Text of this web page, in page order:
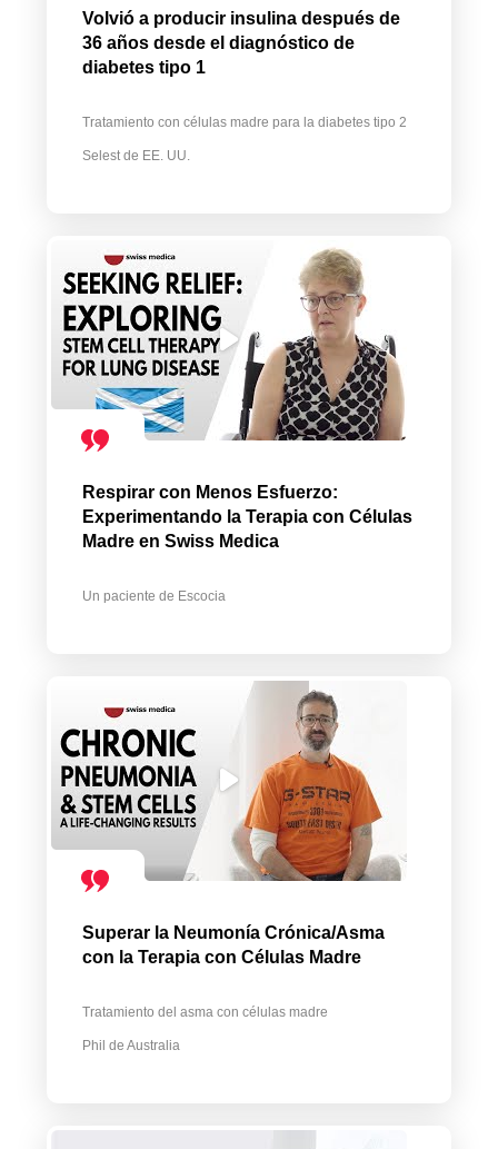
Volvió a producir insulina después de
36 años desde el diagnóstico de
diabetes tipo 1
Tratamiento con células madre para la diabetes tipo 2
Selest de EE. UU.
Respirar con Menos Esfuerzo:
Experimentando la Terapia con Células
Madre en Swiss Medica
Un paciente de Escocia
Superar la Neumonía Crónica/Asma
con la Terapia con Células Madre
Tratamiento del asma con células madre
Phil de Australia